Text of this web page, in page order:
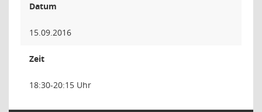
Datum
15.09.2016
Zeit
18:30-20:15 Uhr